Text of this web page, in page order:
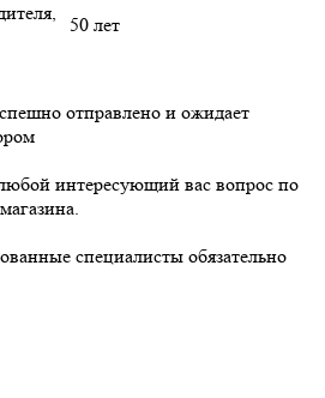
50 лет
отправлено и ожидает
интересующий вас вопрос по
специалисты обязательно